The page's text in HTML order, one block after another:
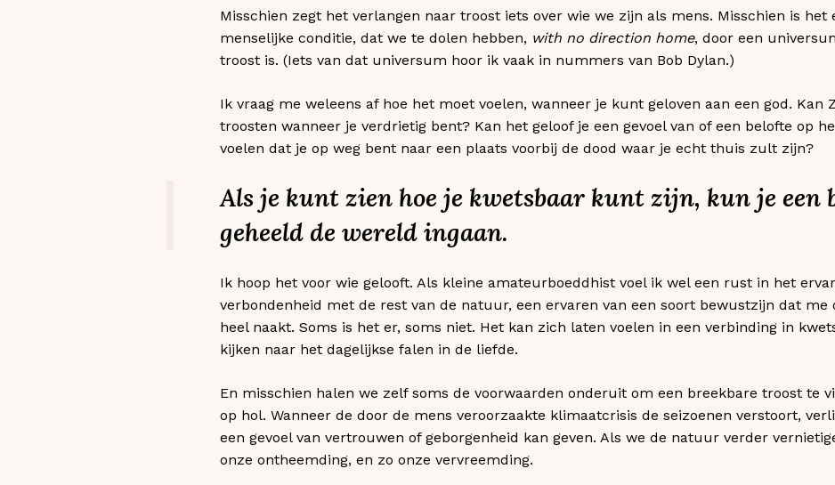
Misschien zegt het verlangen naar troost iets over wie we zijn als mens. Misschien is het
menselijke conditie, dat we te dolen hebben, with no direction home, door een
troost is. (Iets van dat universum hoor ik vaak in nummers van Bob Dylan.)
Ik vraag me weleens af hoe het moet voelen, wanneer je kunt geloven aan een god. Kan
troosten wanneer je verdrietig bent? Kan het geloof je een gevoel van of een belofte op
voelen dat je op weg bent naar een plaats voorbij de dood waar je echt thuis zult zijn?
Als je kunt zien hoe je kwetsbaar kunt zijn, kun je een
geheeld de wereld ingaan.
Ik hoop het voor wie gelooft. Als kleine amateurboeddhist voel ik wel een rust in het
verbondenheid met de rest van de natuur, een ervaren van een soort bewustzijn dat me
heel naakt. Soms is het er, soms niet. Het kan zich laten voelen in een verbinding in
kijken naar het dagelijkse falen in de liefde.
En misschien halen we zelf soms de voorwaarden onderuit om een breekbare troost te
op hol. Wanneer de door de mens veroorzaakte klimaatcrisis de seizoenen verstoort,
een gevoel van vertrouwen of geborgenheid kan geven. Als we de natuur verder
onze ontheemding, en zo onze vervreemding.